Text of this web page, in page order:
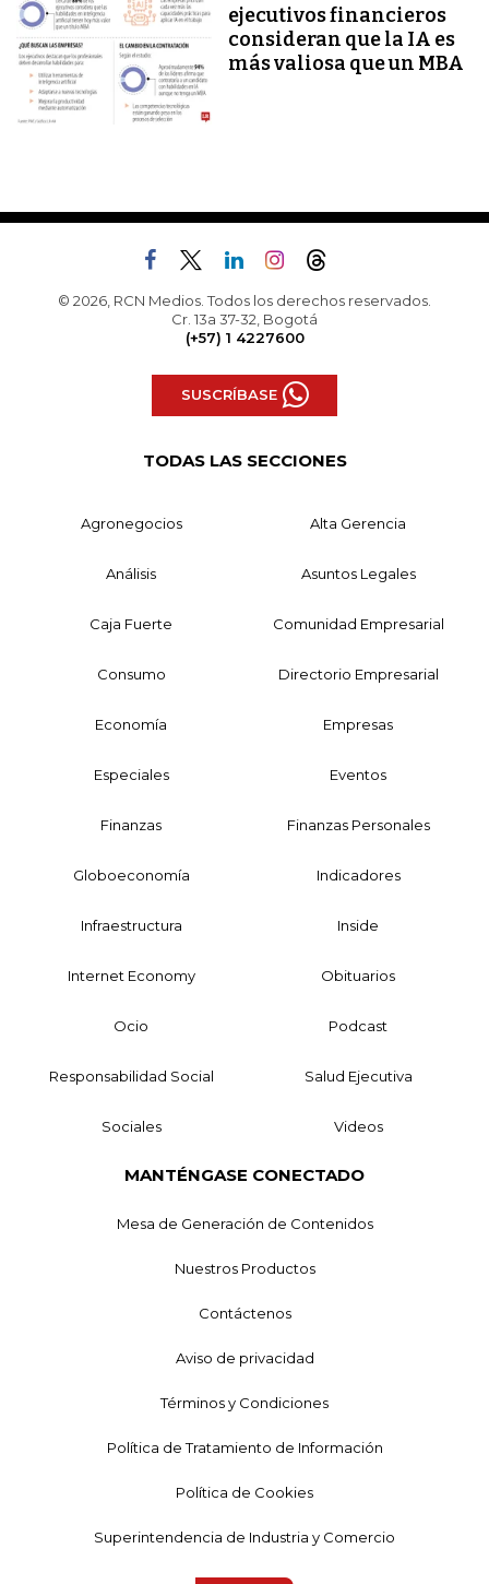
ejecutivos financieros
consideran que la IA es
más valiosa que un MBA
© 2026, RCN Medios. Todos los derechos reservados.
Cr. 13a 37-32, Bogotá
(+57) 1 4227600
SUSCRÍBASE
TODAS LAS SECCIONES
Agronegocios Alta Gerencia
Análisis Asuntos Legales
Caja Fuerte Comunidad Empresarial
Consumo Directorio Empresarial
Economía Empresas
Especiales Eventos
Finanzas Finanzas Personales
Globoeconomía Indicadores
Infraestructura Inside
Internet Economy Obituarios
Ocio Podcast
Responsabilidad Social Salud Ejecutiva
Sociales Videos
MANTÉNGASE CONECTADO
Mesa de Generación de Contenidos
Nuestros Productos
Contáctenos
Aviso de privacidad
Términos y Condiciones
Política de Tratamiento de Información
Política de Cookies
Superintendencia de Industria y Comercio